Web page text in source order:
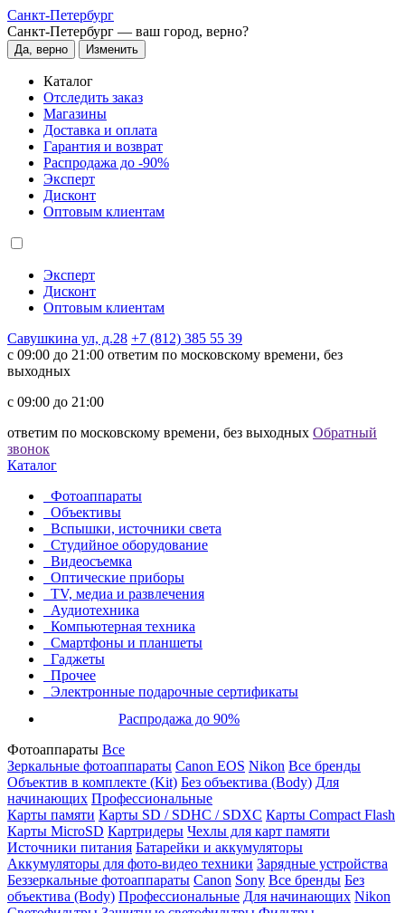
Санкт-Петербург
Санкт-Петербург — ваш город, верно?
Да, верно Изменить
Каталог
Отследить заказ
Магазины
Доставка и оплата
Гарантия и возврат
Распродажа до -90%
Эксперт
Дисконт
Оптовым клиентам
Эксперт
Дисконт
Оптовым клиентам
Савушкина ул, д.28 +7 (812) 385 55 39
c 09:00 до 21:00 ответим по московскому времени, без
выходных
c 09:00 до 21:00
ответим по московскому времени, без выходных Обратный
звонок
Каталог
Фотоаппараты
Объективы
Вспышки, источники света
Студийное оборудование
Видеосъемка
Оптические приборы
TV, медиа и развлечения
Аудиотехника
Компьютерная техника
Смартфоны и планшеты
Гаджеты
Прочее
Электронные подарочные сертификаты
Распродажа до 90%
Фотоаппараты Все
Зеркальные фотоаппараты Canon EOS Nikon Все бренды
Объектив в комплекте (Kit) Без объектива (Body) Для
начинающих Профессиональные
Карты памяти Карты SD / SDHC / SDXC Карты Compact Flash
Карты MicroSD Картридеры Чехлы для карт памяти
Источники питания Батарейки и аккумуляторы
Аккумуляторы для фото-видео техники Зарядные устройства
Беззеркальные фотоаппараты Canon Sony Все бренды Без
объектива (Body) Профессиональные Для начинающих Nikon